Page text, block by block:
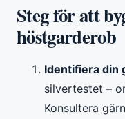
Steg för att
höstgarderob
Identifiera din
silvertestet –
Konsultera